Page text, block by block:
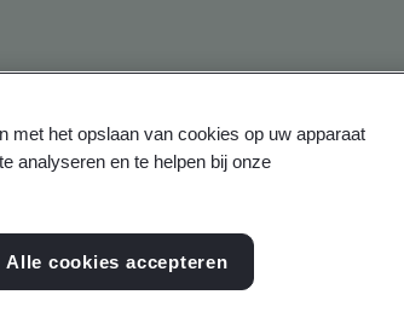
met het opslaan van cookies op uw apparaat
analyseren en te helpen bij onze
Alle cookies accepteren